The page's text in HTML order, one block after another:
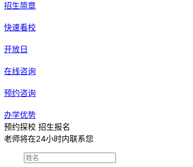
招生简章
快速看校
开放日
在线咨询
预约咨询
办学优势
预约探校 招生报名
老师将在24小时内联系您